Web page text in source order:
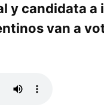
y candidata
van a